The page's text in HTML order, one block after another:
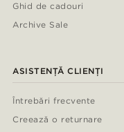
Ghid de cadouri
Archive Sale
ASISTENȚĂ CLIENȚI
Întrebări frecvente
Creează o returnare